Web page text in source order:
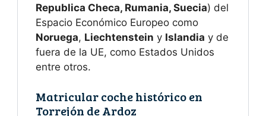
Republica Checa, Rumania, Suecia) del
Espacio Económico Europeo como
Noruega, Liechtenstein y Islandia y de
fuera de la UE, como Estados Unidos
entre otros.
Matricular coche histórico en
Torrejón de Ardoz